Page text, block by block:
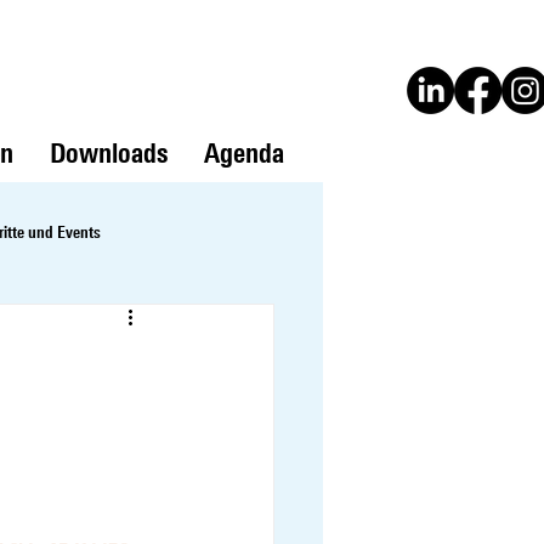
Downloads Agenda
und Events